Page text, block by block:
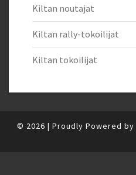
Kiltan noutajat
Kiltan rally-tokoilijat
Kiltan tokoilijat
© 2026 | Proudly Powered by